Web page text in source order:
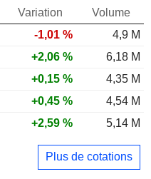
Variation
Volume
-1,01 %
4,9 M
+2,06 %
6,18 M
+0,15 %
4,35 M
+0,45 %
4,54 M
+2,59 % 5,14 M
Plus de cotations